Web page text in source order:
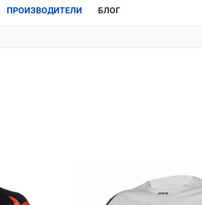
ПРОИЗВОДИТЕЛИ БЛОГ
Сравни продукт